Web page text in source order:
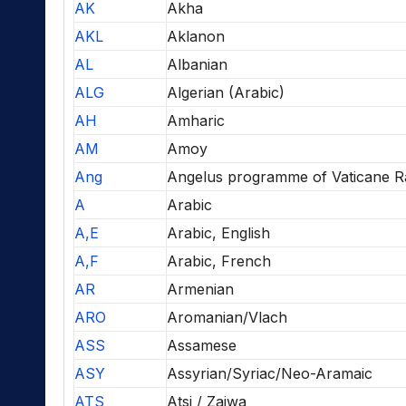
AK
Akha
AKL
Aklanon
AL
Albanian
ALG
Algerian (Arabic)
AH
Amharic
AM
Amoy
Ang
Angelus programme of Vaticane
A
Arabic
A,E
Arabic, English
A,F
Arabic, French
AR
Armenian
ARO
Aromanian/Vlach
ASS
Assamese
ASY
Assyrian/Syriac/Neo-Aramaic
ATS
Atsi / Zaiwa